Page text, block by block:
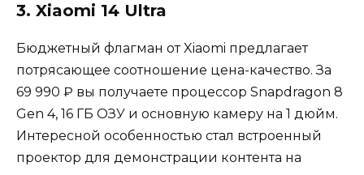
3. Xiaomi 14 Ultra
Бюджетный флагман от Xiaomi предлагает
потрясающее соотношение цена-качество. За
69 990 ₽ вы получаете процессор Snapdragon 8
Gen 4, 16 ГБ ОЗУ и основную камеру на 1 дюйм.
Интересной особенностью стал встроенный
проектор для демонстрации контента на